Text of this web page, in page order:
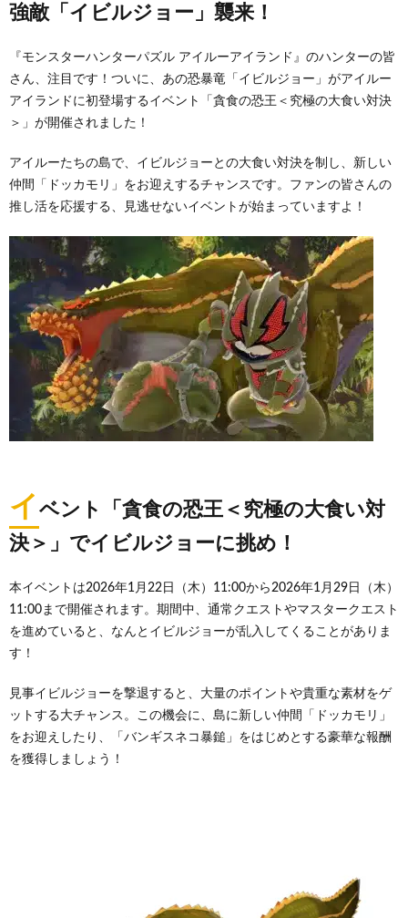
強敵「イビルジョー」襲来！
『モンスターハンターパズル アイルーアイランド』のハンターの皆
さん、注目です！ついに、あの恐暴竜「イビルジョー」がアイルー
アイランドに初登場するイベント「貪食の恐王＜究極の大食い対決
＞」が開催されました！
アイルーたちの島で、イビルジョーとの大食い対決を制し、新しい
仲間「ドッカモリ」をお迎えするチャンスです。ファンの皆さんの
推し活を応援する、見逃せないイベントが始まっていますよ！
イ ベント「貪食の恐王＜究極の大食い対
決＞」でイビルジョーに挑め！
本イベントは2026年1月22日（木）11:00から2026年1月29日（木）
11:00まで開催されます。期間中、通常クエストやマスタークエスト
を進めていると、なんとイビルジョーが乱入してくることがありま
す！
見事イビルジョーを撃退すると、大量のポイントや貴重な素材をゲ
ットする大チャンス。この機会に、島に新しい仲間「ドッカモリ」
をお迎えしたり、「バンギスネコ暴鎚」をはじめとする豪華な報酬
を獲得しましょう！